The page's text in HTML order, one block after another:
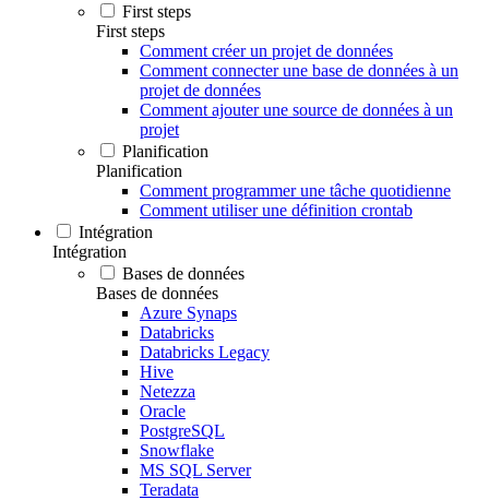
First steps
First steps
Comment créer un projet de données
Comment connecter une base de données à un
projet de données
Comment ajouter une source de données à un
projet
Planification
Planification
Comment programmer une tâche quotidienne
Comment utiliser une définition crontab
Intégration
Intégration
Bases de données
Bases de données
Azure Synaps
Databricks
Databricks Legacy
Hive
Netezza
Oracle
PostgreSQL
Snowflake
MS SQL Server
Teradata